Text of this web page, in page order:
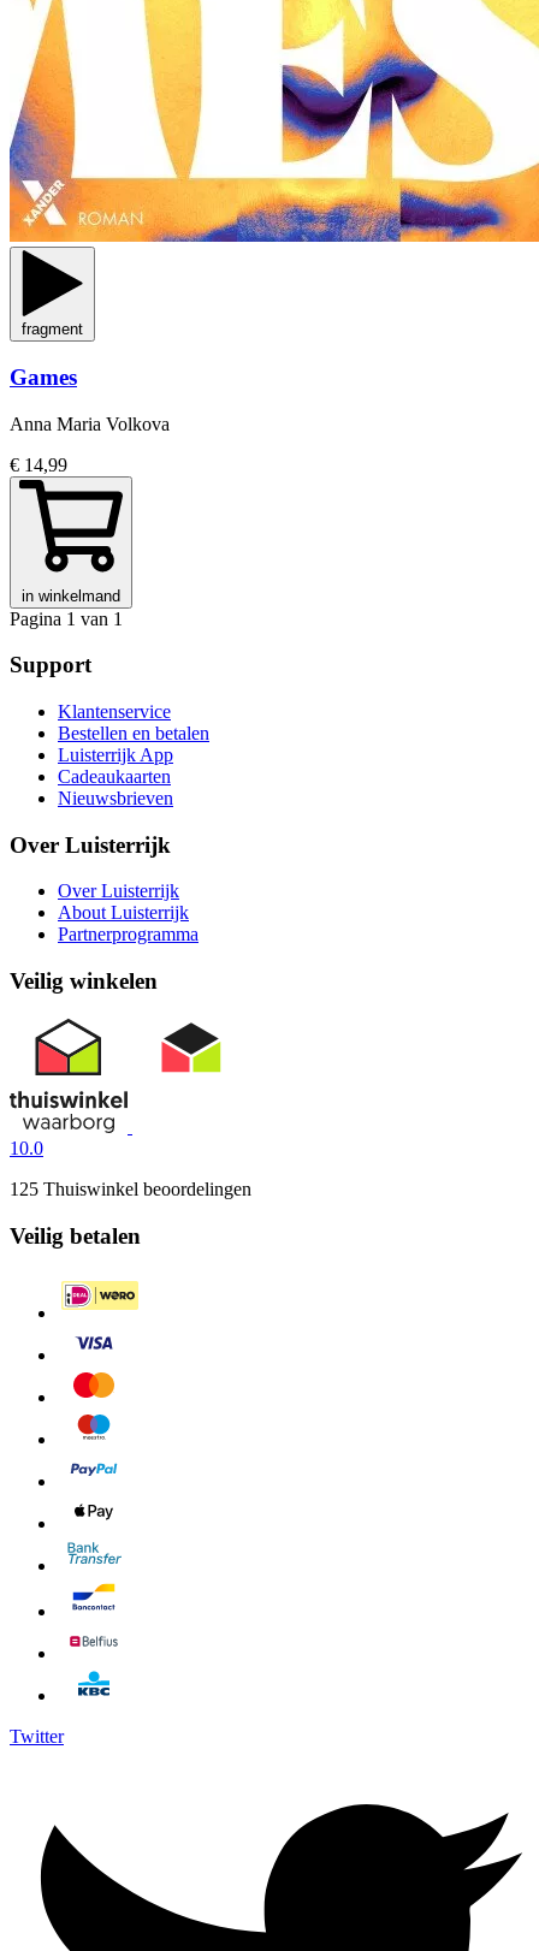
fragment
Games
Anna Maria Volkova
€ 14,99
in winkelmand
Pagina 1 van 1
Support
Klantenservice
Bestellen en betalen
Luisterrijk App
Cadeaukaarten
Nieuwsbrieven
Over Luisterrijk
Over Luisterrijk
About Luisterrijk
Partnerprogramma
Veilig winkelen
10.0
125 Thuiswinkel beoordelingen
Veilig betalen
Twitter